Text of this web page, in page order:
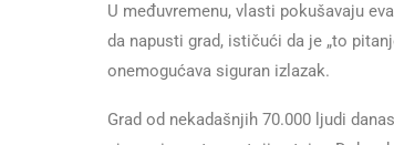
U međuvremenu, vlasti pokušavaju
da napusti grad, ističući da je „to
onemogućava siguran izlazak.
Grad od nekadašnjih 70.000 ljudi